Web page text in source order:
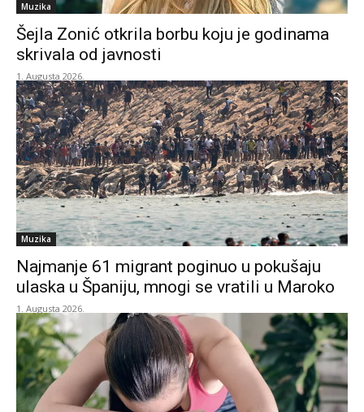
Muzika
Šejla Zonić otkrila borbu koju je godinama
skrivala od javnosti
1. Augusta 2026.
Muzika
Najmanje 61 migrant poginuo u pokušaju
ulaska u Španiju, mnogi se vratili u Maroko
1. Augusta 2026.